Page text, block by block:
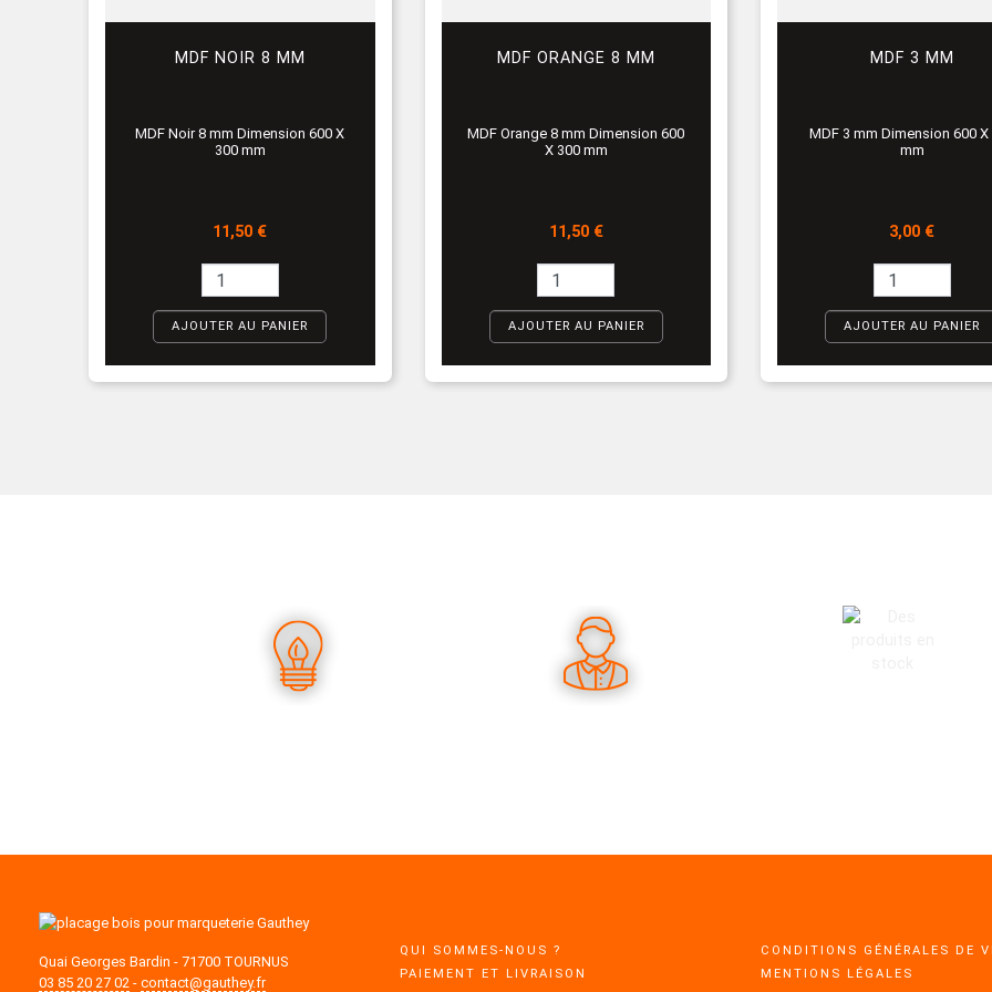
MDF NOIR 8 MM
MDF Noir 8 mm Dimension 600 X
300 mm
Prix
11,50 €
AJOUTER AU PANIER
MDF ORANGE 8 MM
MDF Orange 8 mm Dimension 600
X 300 mm
Prix
11,50 €
AJOUTER AU PANIER
MDF 3 MM
MDF 3 mm Dimension 600 X
mm
Prix
3,00 €
AJOUTER AU PANIER
Quai Georges Bardin - 71700 TOURNUS
03 85 20 27 02 - contact@gauthey.fr
QUI SOMMES-NOUS ?
PAIEMENT ET LIVRAISON
CONDITIONS GÉNÉRALES DE
MENTIONS LÉGALES